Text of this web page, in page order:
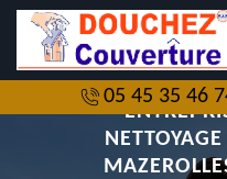
05 45 35 46